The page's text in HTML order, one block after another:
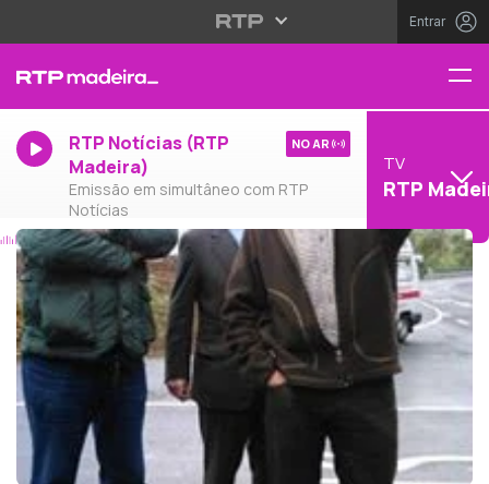
Entrar
RTP Notícias (RTP
Madeira)
Emissão em simultâneo com RTP
Notícias
NO AR
TV
RTP